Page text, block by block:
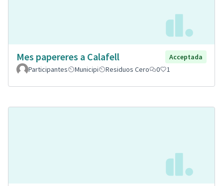
Mes papereres a Calafell
Acceptada
Participantes
Municipi Residuos Cero 0 1